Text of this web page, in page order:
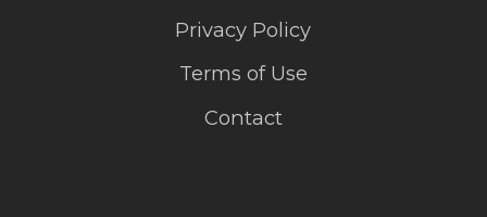
Privacy Policy
Terms of Use
Contact